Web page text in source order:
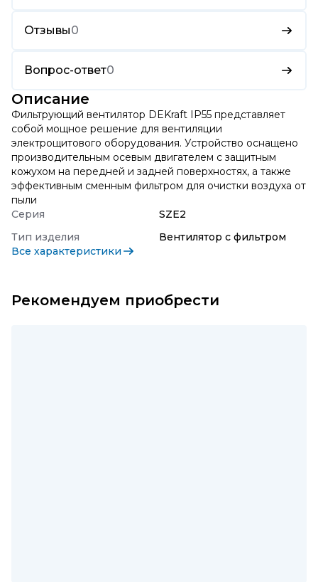
Отзывы0
Вопрос-ответ0
Описание
Фильтрующий вентилятор DEKraft IP55 представляет
собой мощное решение для вентиляции
электрощитового оборудования. Устройство оснащено
производительным осевым двигателем с защитным
кожухом на передней и задней поверхностях, а также
эффективным сменным фильтром для очистки воздуха от
пыли
Серия
SZE2
Тип изделия
Вентилятор с фильтром
Все характеристики
Рекомендуем приобрести